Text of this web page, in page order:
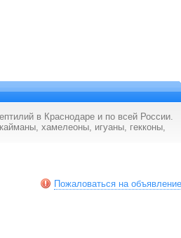
в Краснодаре и по всей России.
хамелеоны, игуаны, гекконы,
Пожаловаться на объявление